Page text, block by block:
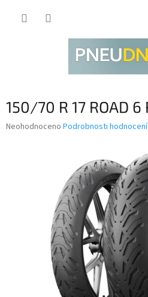
150/70 R 17 ROAD 6
Průměrné
Neohodnoceno Podrobnosti hodnocení